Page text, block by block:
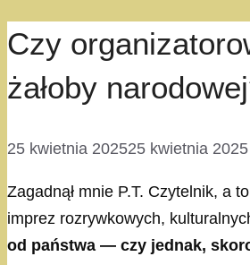
Czy
żałoby
25 kwietnia 202525 kwietnia 2025
Zagadnął mnie P.T. Czytelnik, a
imprez rozrywkowych,
od państwa — czy jednak,